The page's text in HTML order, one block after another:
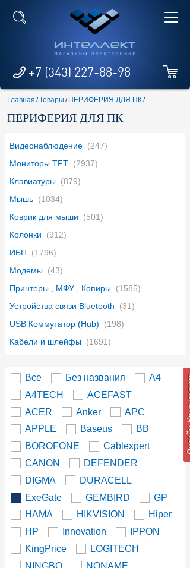
+7 (343) 227-88-98
Главная /Товары / ПЕРИФЕРИЯ ДЛЯ ПК/
ПЕРИФЕРИЯ ДЛЯ ПК
Видеонаблюдение (247)
Мониторы TFT (2937)
Клавиатуры (879)
Мышь (1034)
Коврик для мыши
(501)
Колонки
(912)
ИБП
(1796)
Модемы (43)
Принтеры , МФУ , Копиры (1585)
Устройства связи Bluetooth
(31)
USB Коммутатор (Hub)
(198)
Кабели и шлейфы (1691)
Все Без названия
A4
A4TECH
ACEFAST
ACER
Anker
APC
APPLE
Baseus
BB
BOROFONE
Cablexpert
CANON
DEFENDER
DIGMA
DURACELL
ExeGate
GEMBIRD
GP
HAMA
HIKVISION
Hiper
HP
Innovation
IPPON
KingPrice
LOGITECH
NINGBO
NONAME